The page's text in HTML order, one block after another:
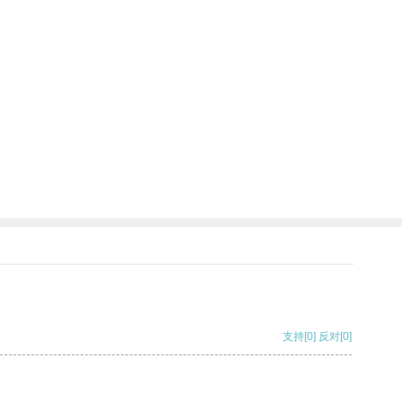
支持[0] 反对[0]